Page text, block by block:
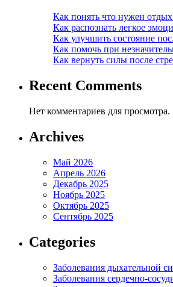
Как понять что нужен
Как распознать легкое
Как улучшить состояние
Как помочь при
Как вернуть силы после
Recent Comments
Нет комментариев для просмотра.
Archives
Май 2026
Апрель 2026
Декабрь 2025
Ноябрь 2025
Октябрь 2025
Сентябрь 2025
Categories
Заболевания дыхательной
Заболевания сердечно-